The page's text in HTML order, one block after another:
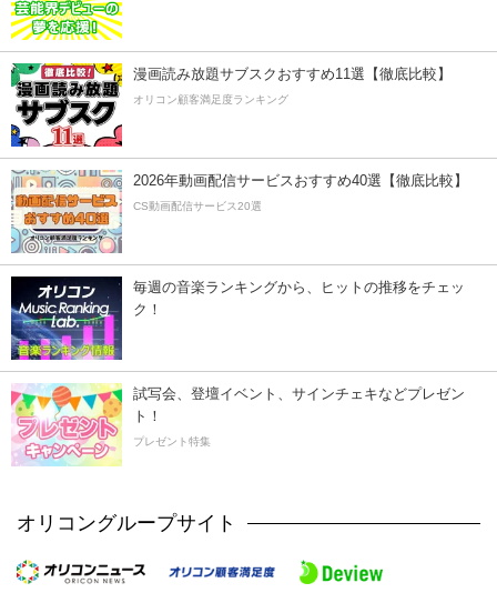
漫画読み放題サブスクおすすめ11選【徹底比較】
オリコン顧客満足度ランキング
2026年動画配信サービスおすすめ40選【徹底比較】
CS動画配信サービス20選
毎週の音楽ランキングから、ヒットの推移をチェッ
ク！
試写会、登壇イベント、サインチェキなどプレゼン
ト！
プレゼント特集
オリコングループサイト